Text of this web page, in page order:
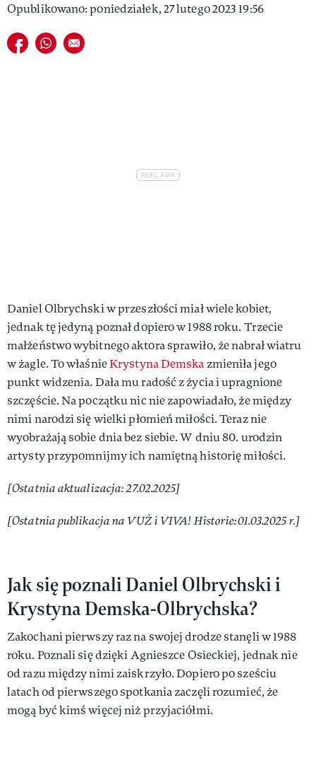
Opublikowano: poniedziałek, 27 lutego 2023 19:56
Udostępnij na facebook
Udostępnij na whatsapp
E-mail do przyjaciela
Daniel Olbrychski w przeszłości miał wiele kobiet,
jednak tę jedyną poznał dopiero w 1988 roku. Trzecie
małżeństwo wybitnego aktora sprawiło, że nabrał wiatru
w żagle. To właśnieKrystyna Demska zmieniła jego
punkt widzenia. Dała mu radość z życia i upragnione
szczęście. Na początku nic nie zapowiadało, że między
nimi narodzi się wielki płomień miłości. Teraz nie
wyobrażają sobie dnia bez siebie. W dniu 80. urodzin
artysty przypomnijmy ich namiętną historię miłości.
[Ostatnia aktualizacja: 27.02.2025]
[Ostatnia publikacja na VUŻ i VIVA! Historie:01.03.2025 r.]
Jak się poznali Daniel Olbrychski i
Krystyna Demska-Olbrychska?
Zakochani pierwszy raz na swojej drodze stanęli w 1988
roku. Poznali się dzięki Agnieszce Osieckiej, jednak nie
od razu między nimi zaiskrzyło. Dopiero po sześciu
latach od pierwszego spotkania zaczęli rozumieć, że
mogą być kimś więcej niż przyjaciółmi.